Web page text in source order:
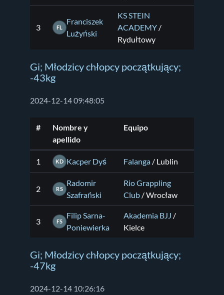
3 FL
Franciszek
Lużyński
KS STEIN
ACADEMY /
Rydułtowy
Gi; Młodzicy chłopcy początkujący;
-43kg
2024-12-14 09:48:05
#
Nombre y
apellido
Equipo
1 KD Kacper Dyś Falanga / Lublin
2 RS
Radomir
Szafrański
Rio Grappling
Club / Wrocław
3 FS
Filip Sarna-
Poniewierka
Akademia BJJ /
Kielce
Gi; Młodzicy chłopcy początkujący;
-47kg
2024-12-14 10:26:16